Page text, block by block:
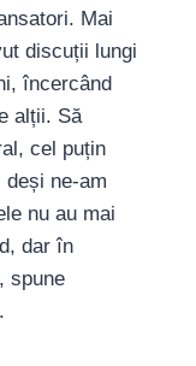
Mai
discuții lungi
încercând
alții. Să
cel puțin
ne-am
nu au mai
dar în
spune